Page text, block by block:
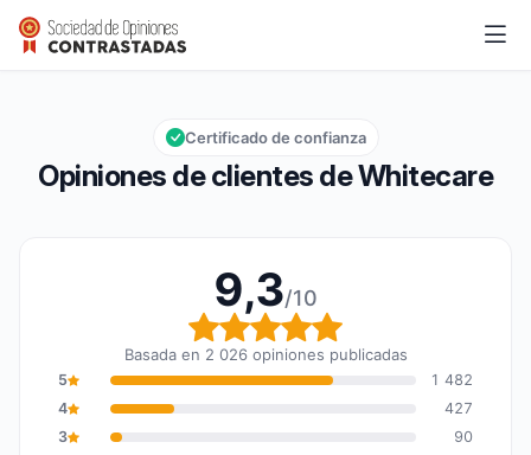
Whitecare
Calificación global: 9,3 de 10
9,3/10
Opiniones de clientes de Whitecare
Certificado de confianza
9,3/10
Calificación global: 9,3
Basada en 2 026 opiniones publicadas
5
1 482
4
427
3
90